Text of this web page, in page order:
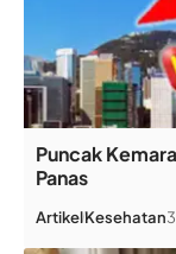
Puncak
Panas
ArtikelKesehatan